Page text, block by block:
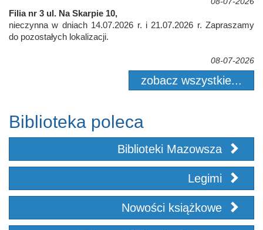
Filia nr 3 ul. Na Skarpie 10,
nieczynna w dniach 14.07.2026 r. i 21.07.2026 r. Zapraszamy
do pozostałych lokalizacji.
08-07-2026
zobacz wszystkie...
Biblioteka poleca
Biblioteki Mazowsza
Legimi
Nowości książkowe